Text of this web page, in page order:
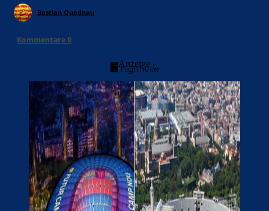
Bastian Quednau
Kommentare0
- Anzeige -